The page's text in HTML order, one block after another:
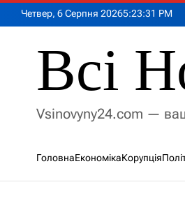
Четвер, 6 Серпня 20265:23:33 PM
Всі
Vsinovyny24.com —
ГоловнаЕкономікаКорупція